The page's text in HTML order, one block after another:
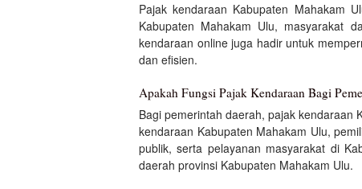
Pajak kendaraan Kabupaten Mahakam
Kabupaten Mahakam Ulu, masyarakat
kendaraan online juga hadir untuk
dan efisien.
Apakah Fungsi Pajak Kendaraan Bagi
Bagi pemerintah daerah, pajak kendaraan
kendaraan Kabupaten Mahakam Ulu,
publik, serta pelayanan masyarakat di
daerah provinsi Kabupaten Mahakam Ulu.